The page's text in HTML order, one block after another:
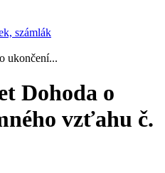
számlák
ukončení...
Dohoda o
vzťahu č.